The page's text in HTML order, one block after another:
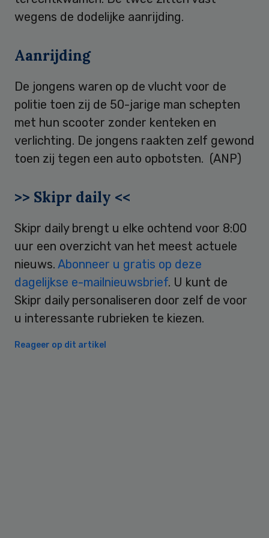
wegens de dodelijke aanrijding.
Aanrijding
De jongens waren op de vlucht voor de
politie toen zij de 50-jarige man schepten
met hun scooter zonder kenteken en
verlichting. De jongens raakten zelf gewond
toen zij tegen een auto opbotsten. (ANP)
>> Skipr daily <<
Skipr daily brengt u elke ochtend voor 8:00
uur een overzicht van het meest actuele
nieuws. Abonneer u gratis op deze
dagelijkse e-mailnieuwsbrief. U kunt de
Skipr daily personaliseren door zelf de voor
u interessante rubrieken te kiezen.
Reageer op dit artikel